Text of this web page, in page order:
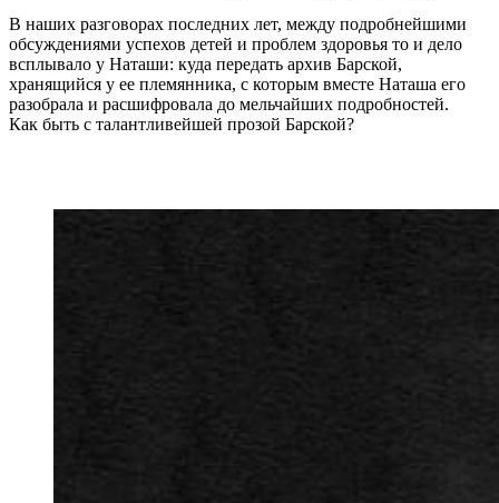
В наших разговорах последних лет, между подробнейшими
обсуждениями успехов детей и проблем здоровья то и дело
всплывало у Наташи: куда передать архив Барской,
хранящийся у ее племянника, с которым вместе Наташа его
разобрала и расшифровала до мельчайших подробностей.
Как быть с талантливейшей прозой Барской?